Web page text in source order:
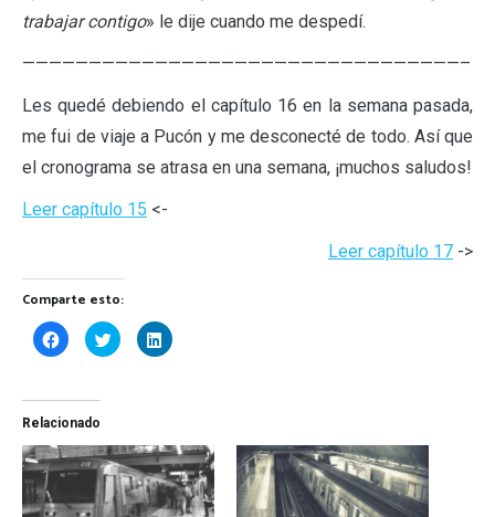
trabajar contigo» le dije cuando me despedí.
—————————————————————————————————–
Les quedé debiendo el capítulo 16 en la semana pasada,
me fui de viaje a Pucón y me desconecté de todo. Así que
el cronograma se atrasa en una semana, ¡muchos saludos!
Leer capítulo 15 <-
Leer capítulo 17 ->
Comparte esto:
Haz
clic
Facebook
abre
en
una
ventana
nueva)
Haz
clic
en
una
ventana
nueva)
Haz
clic
en
una
ventana
nueva)
Relacionado